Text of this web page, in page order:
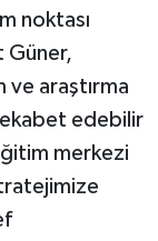
noktası
Güner,
araştırma
edebilir
merkezi